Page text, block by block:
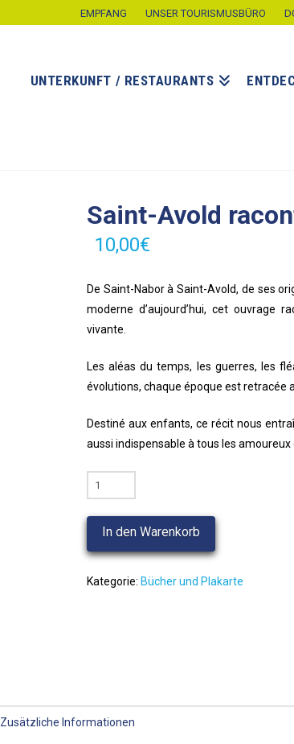
EMPFANG UNSER TOURISMUSBÜRO
UNTERKUNFT / RESTAURANTS
Saint-Avold
10,00€
De Saint-Nabor à Saint-Avold, de ses
moderne d’aujourd’hui, cet ouvrage
vivante.
Les aléas du temps, les guerres, les
évolutions, chaque époque est retracée
Destiné aux enfants, ce récit nous
aussi indispensable à tous les amoureux
Saint-
Avold
raconté
aux
enfants
Menge
In den Warenkorb
Kategorie: Bücher und Plakarte
Zusätzliche Informationen